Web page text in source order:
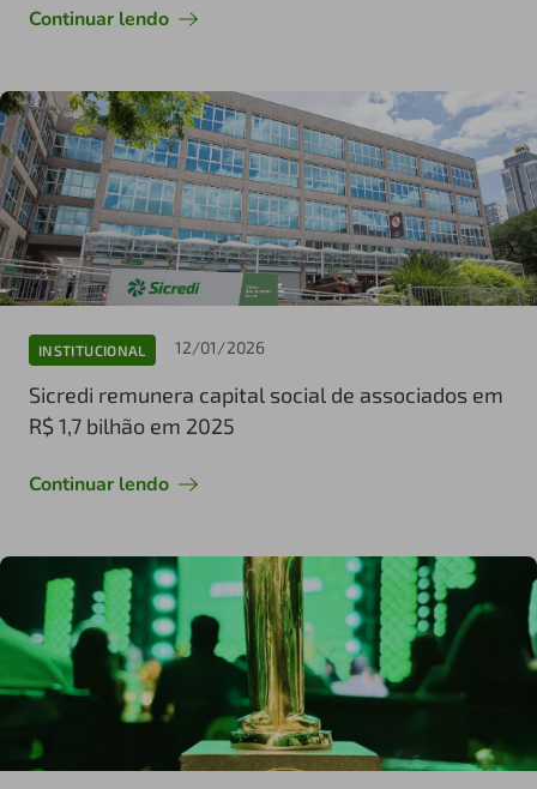
Continuar lendo
INSTITUCIONAL 12/01/2026
Sicredi remunera capital social de associados em
R$ 1,7 bilhão em 2025
Continuar lendo